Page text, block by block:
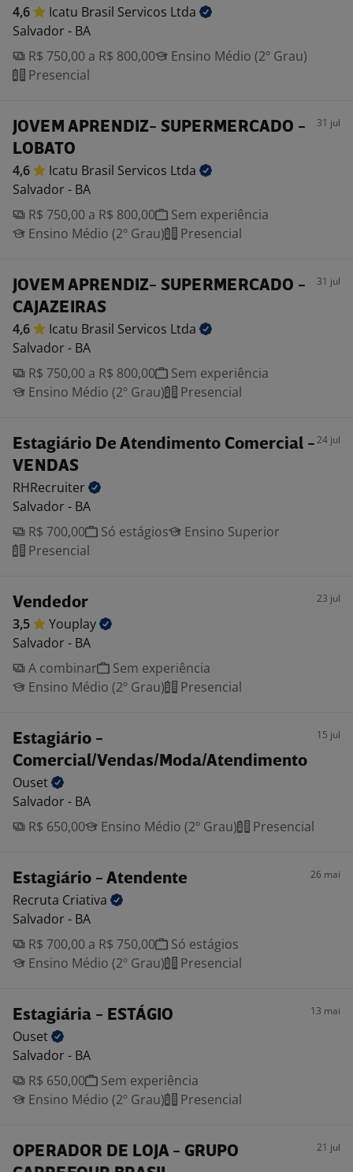
4,6 Icatu Brasil Servicos Ltda
Salvador - BA
R$ 750,00 a R$ 800,00
Ensino Médio (2º Grau)
Presencial
JOVEM APRENDIZ- SUPERMERCADO -
LOBATO
31 jul
4,6 Icatu Brasil Servicos Ltda
Salvador - BA
R$ 750,00 a R$ 800,00
Sem experiência
Ensino Médio (2º Grau)
Presencial
JOVEM APRENDIZ- SUPERMERCADO -
CAJAZEIRAS
31 jul
4,6 Icatu Brasil Servicos Ltda
Salvador - BA
R$ 750,00 a R$ 800,00
Sem experiência
Ensino Médio (2º Grau)
Presencial
Estagiário De Atendimento Comercial -
VENDAS
24 jul
RHRecruiter
Salvador - BA
R$ 700,00
Só estágios
Ensino Superior
Presencial
Vendedor 23 jul
3,5
Youplay
Salvador - BA
A combinar
Sem experiência
Ensino Médio (2º Grau)
Presencial
Estagiário -
Comercial/Vendas/Moda/Atendimento
15 jul
Ouset
Salvador - BA
R$ 650,00
Ensino Médio (2º Grau) Presencial
Estagiário - Atendente 26 mai
Recruta Criativa
Salvador - BA
R$ 700,00 a R$ 750,00
Só estágios
Ensino Médio (2º Grau)
Presencial
Estagiária - ESTÁGIO 13 mai
Ouset
Salvador - BA
R$ 650,00
Sem experiência
Ensino Médio (2º Grau)
Presencial
OPERADOR DE LOJA - GRUPO
21 jul